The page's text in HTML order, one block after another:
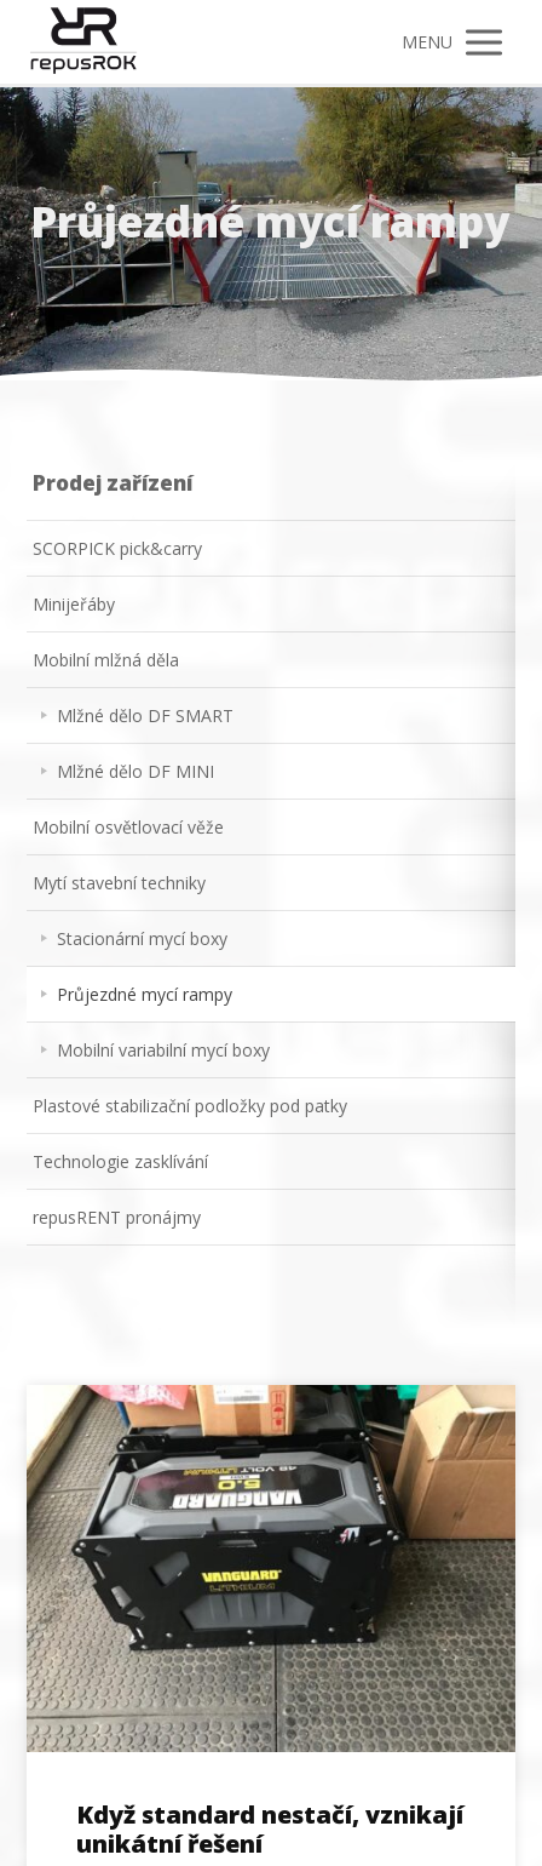
MENU
Průjezdné mycí rampy
Prodej zařízení
SCORPICK pick&carry
Minijeřáby
Mobilní mlžná děla
Mlžné dělo DF SMART
Mlžné dělo DF MINI
Mobilní osvětlovací věže
Mytí stavební techniky
Stacionární mycí boxy
Průjezdné mycí rampy
Mobilní variabilní mycí boxy
Plastové stabilizační podložky pod patky
Technologie zasklívání
repusRENT pronájmy
Když standard nestačí, vznikají
unikátní řešení